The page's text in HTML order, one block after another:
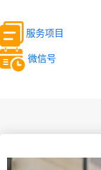
服务项目
微信号